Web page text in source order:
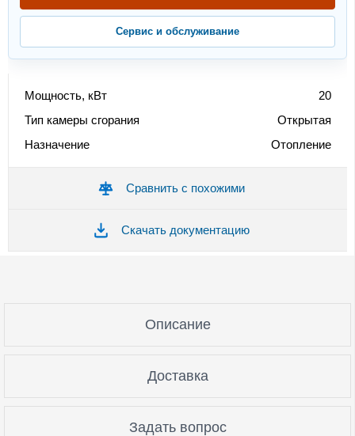
Сервис и обслуживание
Мощность, кВт
20
Тип камеры сгорания
Открытая
Назначение
Отопление
Сравнить с похожими
Скачать документацию
Описание
Доставка
Задать вопрос